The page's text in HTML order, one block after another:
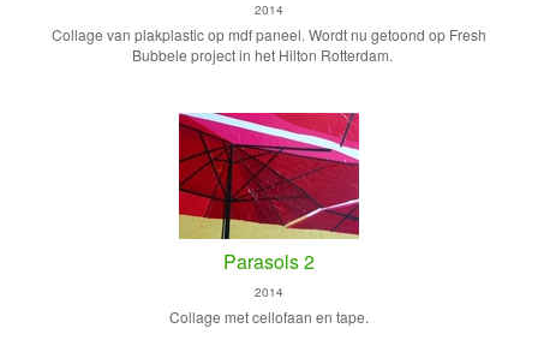
2014
Collage van plakplastic op mdf paneel. Wordt nu getoond op Fresh
Bubbele project in het Hilton Rotterdam.
Parasols 2
2014
Collage met cellofaan en tape.